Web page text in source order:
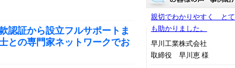
認証から設立フルサポートま
との専門家ネットワークでお
親切でわかりやすく とて
も助かりました。
早川工業株式会社
取締役 早川恵 様